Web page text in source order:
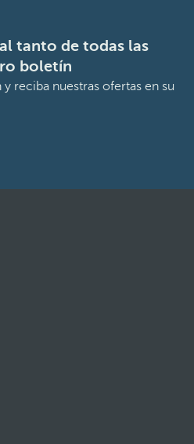
tanto de todas las
boletín
reciba nuestras ofertas en su